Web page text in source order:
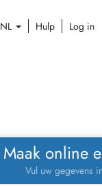
NL Hulp Log in
Maak online
Vul uw gegevens